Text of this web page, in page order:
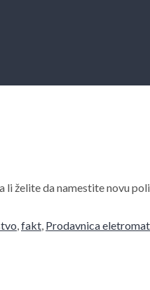
li želite da namestite novu
,fakt, Prodavnica